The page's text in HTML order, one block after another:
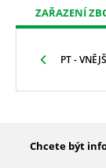
ZAŘAZENÍ
PT -
Chcete být